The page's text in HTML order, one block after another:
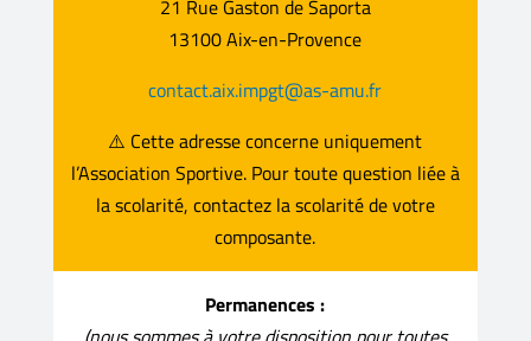
21 Rue Gaston de Saporta
13100 Aix-en-Provence
contact.aix.impgt@as-amu.fr
⚠️ Cette adresse concerne uniquement
l’Association Sportive. Pour toute question liée à
la scolarité, contactez la scolarité de votre
composante.
Permanences :